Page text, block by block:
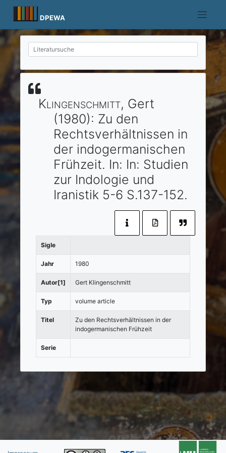
content
DPEWA
Klingenschmitt, Gert
(1980): Zu den
Rechtsverhältnissen in
der indogermanischen
Frühzeit. In: In: Studien
zur Indologie und
Iranistik 5-6 S.137-152.
Sigle
Jahr 1980
Autor[1] Gert Klingenschmitt
Typ volume article
Titel
Zu den Rechtsverhältnissen in der
indogermanischen Frühzeit
Serie